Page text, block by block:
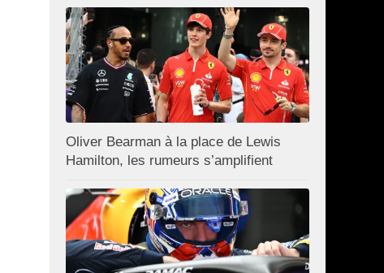
Oliver Bearman à la place de Lewis
Hamilton, les rumeurs s’amplifient